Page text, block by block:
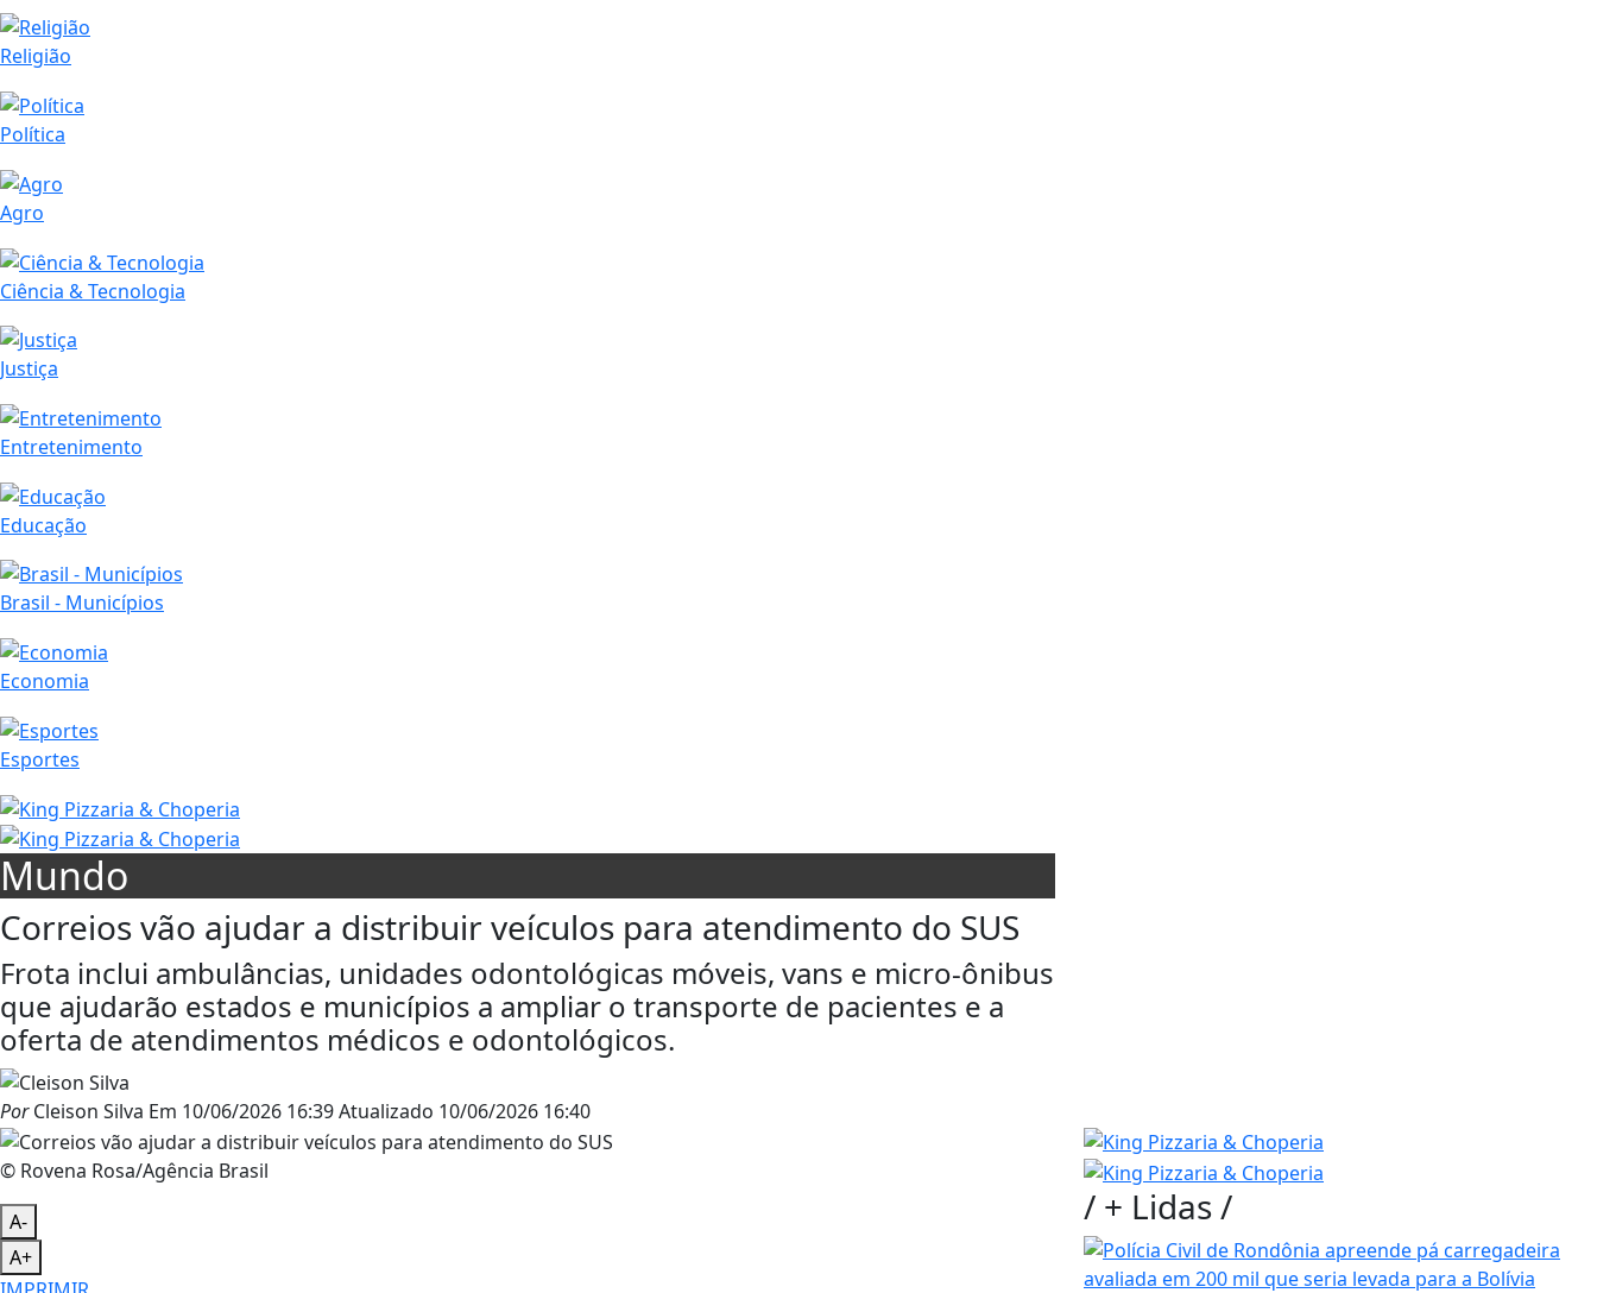
Religião
Política
Agro
Ciência & Tecnologia
Justiça
Entretenimento
Educação
Brasil - Municípios
Economia
Esportes
Mundo
Correios vão ajudar a distribuir veículos para atendimento do SUS
Frota inclui ambulâncias, unidades odontológicas móveis, vans e micro-ônibus
que ajudarão estados e municípios a ampliar o transporte de pacientes e a
oferta de atendimentos médicos e odontológicos.
PorCleison Silva Em 10/06/2026 16:39Atualizado 10/06/2026 16:40
© Rovena Rosa/Agência Brasil
A-
A+
/ + Lidas/